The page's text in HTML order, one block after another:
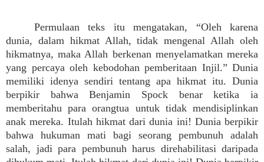
Permulaan teks itu mengatakan, “Oleh karena
dunia, dalam hikmat Allah, tidak mengenal Allah oleh
hikmatnya, maka Allah berkenan menyelamatkan mereka
yang percaya oleh kebodohan pemberitaan Injil.” Dunia
memiliki idenya sendiri tentang apa hikmat itu. Dunia
berpikir bahwa Benjamin Spock benar ketika ia
memberitahu para orangtua untuk tidak mendisiplinkan
anak mereka. Itulah hikmat dari dunia ini! Dunia berpikir
bahwa hukuman mati bagi seorang pembunuh adalah
salah, jadi para pembunuh harus direhabilitasi daripada